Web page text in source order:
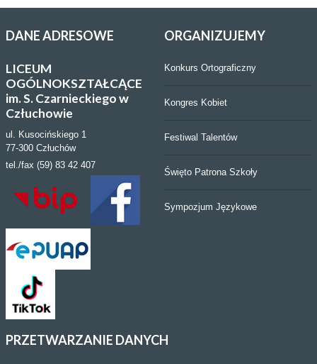
DANEADRESOWE
LICEUM
OGÓLNOKSZTAŁCĄCE
im. S. Czarnieckiego w
Człuchowie
ul. Kusocińskiego 1
77-300 Człuchów
tel./fax (59) 83 42 407
ORGANIZUJEMY
Konkurs Ortograficzny
Kongres Kobiet
Festiwal Talentów
Święto Patrona Szkoły
Sympozjum Językowe
PRZETWARZANIE DANYCH